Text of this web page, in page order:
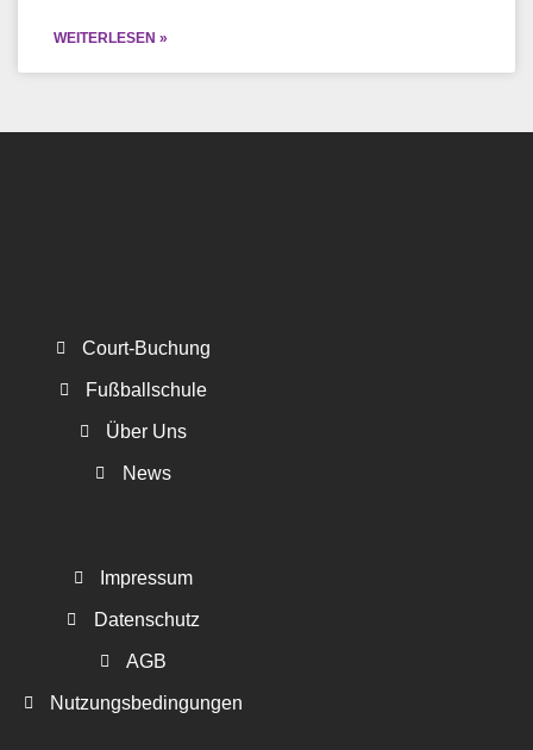
WEITERLESEN »
Court-Buchung
Fußballschule
Über Uns
News
Impressum
Datenschutz
AGB
Nutzungsbedingungen